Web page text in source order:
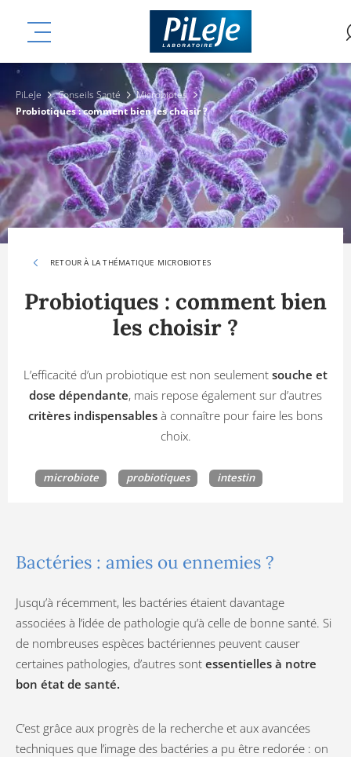
principal
MENU
PiLeJe Conseils Santé
Microbiotes
Probiotiques : comment bien les choisir ?
RETOUR À LA THÉMATIQUE MICROBIOTES
Probiotiques : comment bien
les choisir ?
L’efficacité d’un probiotique est non seulement souche et
dose dépendante, mais repose également sur d’autres
critères indispensables à connaître pour faire les bons
choix.
microbiote probiotiques intestin
Bactéries : amies ou ennemies ?
Jusqu’à récemment, les bactéries étaient davantage
associées à l’idée de pathologie qu’à celle de bonne santé. Si
de nombreuses espèces bactériennes peuvent causer
certaines pathologies, d’autres sont essentielles à notre
bon état de santé.
C’est grâce aux progrès de la recherche et aux avancées
techniques que l’image des bactéries a pu être redorée : on